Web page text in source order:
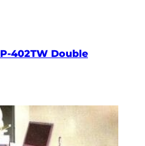
402TW Double